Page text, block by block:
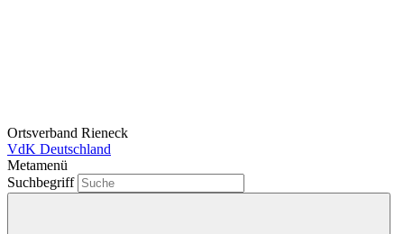
Ortsverband Rieneck
VdK Deutschland
Metamenü
Suchbegriff